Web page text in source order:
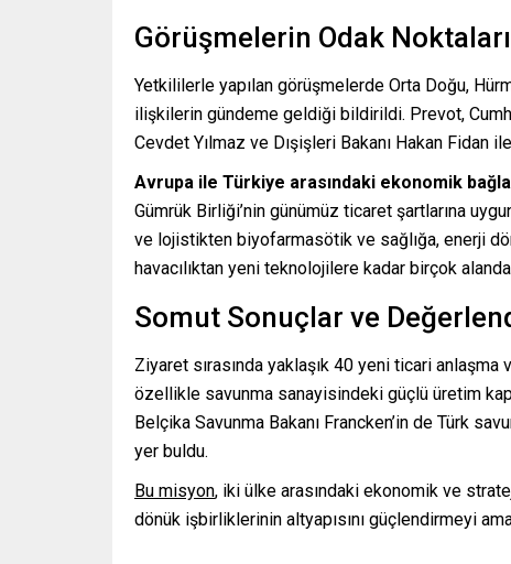
Görüşmelerin Odak Noktaları
Yetkililerle yapılan görüşmelerde Orta Doğu,
ilişkilerin gündeme geldiği bildirildi. Prevot,
Cevdet Yılmaz ve Dışişleri Bakanı Hakan Fidan
Avrupa ile Türkiye arasındaki ekonomik
Gümrük Birliği’nin günümüz ticaret şartlarına
ve lojistikten biyofarmasötik ve sağlığa, enerji
havacılıktan yeni teknolojilere kadar birçok
Somut Sonuçlar ve
Ziyaret sırasında yaklaşık 40 yeni ticari anlaşma
özellikle savunma sanayisindeki güçlü üretim
Belçika Savunma Bakanı Francken’in de Türk
yer buldu.
Bu misyon, iki ülke arasındaki ekonomik ve
dönük işbirliklerinin altyapısını güçlendirmeyi